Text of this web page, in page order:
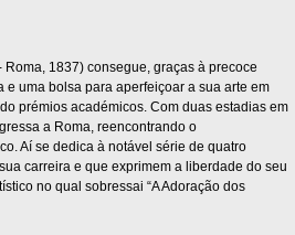
1837) consegue, graças à precoce
uma bolsa para aperfeiçoar a sua arte em
prémios académicos. Com duas estadias em
a Roma, reencontrando o
Aí se dedica à notável série de quatro
carreira e que exprimem a liberdade do seu
no qual sobressai “A Adoração dos